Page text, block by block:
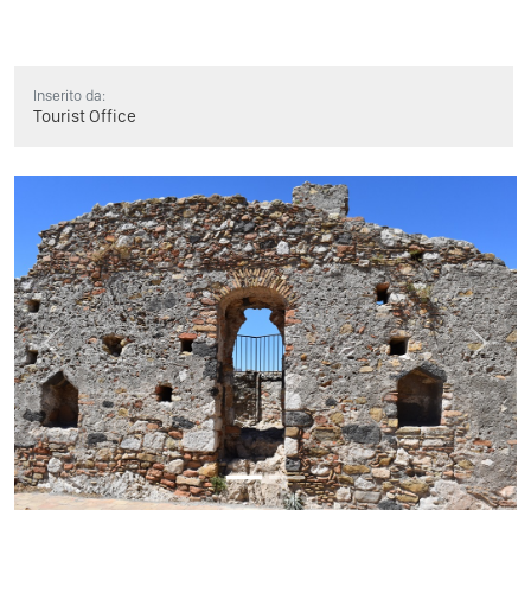
Inserito da:
Tourist Office
Previous Next